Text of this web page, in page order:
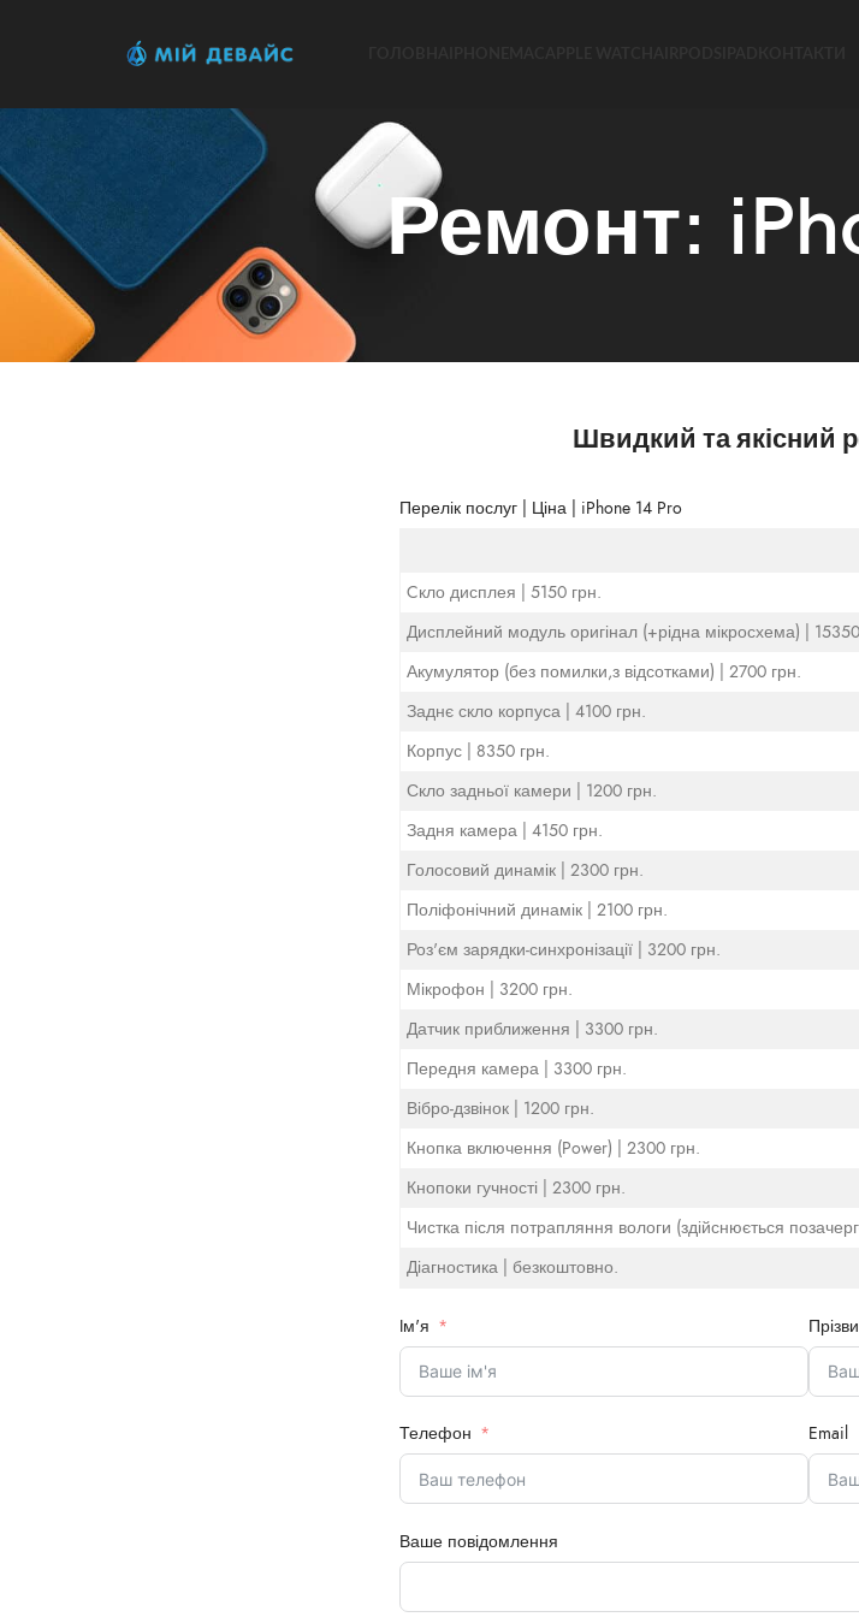
Ремонт:
Швидкий та якісний
Перелік послуг | Ціна | iPhone 14 Pro
Cкло дисплея | 5150 грн.
Дисплейний модуль оригінал (+рідна мікросхема) |
Акумулятор (без помилки,з відсотками) | 2700 грн.
Заднє скло корпуса | 4100 грн.
Корпус | 8350 грн.
Скло задньої камери | 1200 грн.
Задня камера | 4150 грн.
Голосовий динамік | 2300 грн.
Поліфонічний динамік | 2100 грн.
Роз'єм зарядки-синхронізації | 3200 грн.
Мікрофон | 3200 грн.
Датчик приближення | 3300 грн.
Передня камера | 3300 грн.
Вібро-дзвінок | 1200 грн.
Кнопка включення (Power) | 2300 грн.
Кнопоки гучності | 2300 грн.
Чистка після потрапляння вологи (здійснюється
Діагностика | безкоштовно.
Iм'я
Телефон Email
Ваше повідомлення